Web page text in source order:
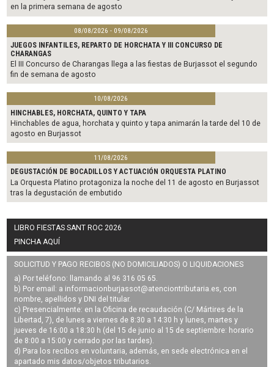
en la primera semana de agosto
08/08/2026 - 09/08/2026
JUEGOS INFANTILES, REPARTO DE HORCHATA Y III CONCURSO DE
CHARANGAS
El III Concurso de Charangas llega a las fiestas de Burjassot el segundo
fin de semana de agosto
10/08/2026
HINCHABLES, HORCHATA, QUINTO Y TAPA
Hinchables de agua, horchata y quinto y tapa animarán la tarde del 10 de
agosto en Burjassot
11/08/2026
DEGUSTACIÓN DE BOCADILLOS Y ACTUACIÓN ORQUESTA PLATINO
La Orquesta Platino protagoniza la noche del 11 de agosto en Burjassot
tras la degustación de embutido
LIBRO FIESTAS SANT ROC 2026
PINCHA AQUÍ
SOLICITUD Y PAGO RECIBOS (NO DOMICILIADOS) O LIQUIDACIONES
a) Por teléfono: llamando al 96 316 05 65.
b) Por email: a informacionburjassot@atenciontributaria.es, con
nombre, apellidos y DNI del titular.
c) Presencialmente: en la Oficina de recaudación (C/ Mártires de la
Libertad, 7), de lunes a viernes de 8:30 a 14:30 h y lunes, martes y
jueves de 16:00 a 18:30 h (del 15 de junio al 15 de septiembre: horario
de 8:00 a 15:00 y cerrado por las tardes).
d) Para los recibos en voluntaria, además, en sede electrónica en el
apartado mis datos/objetos tributarios.